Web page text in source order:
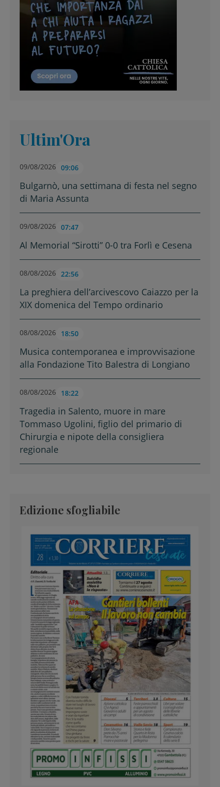
Ultim'Ora
09/08/2026 09:06
Bulgarnò, una settimana di festa nel segno
di Maria Assunta
09/08/2026 07:47
Al Memorial “Sirotti” 0-0 tra Forlì e Cesena
08/08/2026 22:56
La preghiera dell’arcivescovo Caiazzo per la
XIX domenica del Tempo ordinario
08/08/2026 18:50
Musica contemporanea e improvvisazione
alla Fondazione Tito Balestra di Longiano
08/08/2026 18:22
Tragedia in Salento, muore in mare
Tommaso Ugolini, figlio del primario di
Chirurgia e nipote della consigliera
regionale
Edizione sfogliabile